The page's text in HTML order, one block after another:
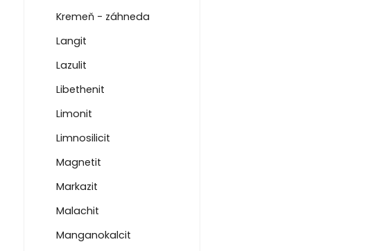
Kremeň - záhneda
Langit
Lazulit
Libethenit
Limonit
Limnosilicit
Magnetit
Markazit
Malachit
Manganokalcit